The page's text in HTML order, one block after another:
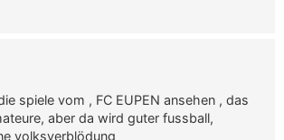
spiele vom , FC EUPEN ansehen , das
aber da wird guter fussball,
volksverblödung